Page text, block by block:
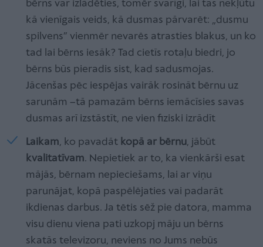
bērns var izlādēties, tomēr svarīgi, lai tas nekļūtu
kā vienīgais veids, kā dusmas pārvarēt: „dusmu
spilvens” vienmēr nevarēs atrasties blakus, un ko
tad lai bērns iesāk? Tad cietīs rotaļu biedri, jo
bērns būs pieradis sist, kad sadusmojas.
Jācenšas pēc iespējas vairāk rosināt bērnu uz
sarunām –tā pamazām bērns iemācīsies savas
dusmas arī izstāstīt, ne vien fiziski izrādīt
Laikam, ko pavadāt kopā ar bērnu, jābūt
kvalitatīvam. Nepietiek ar to, ka vienkārši esat
mājās, bērnam nepieciešams, lai ar viņu
parunājat, kopā paspēlējaties vai padarāt
ikdienas darbus. Ja tētis sēž pie datora, mamma
visu dienu viena pati uzkopj māju un bērns
skatās televizoru, neviens no Jums nebūs